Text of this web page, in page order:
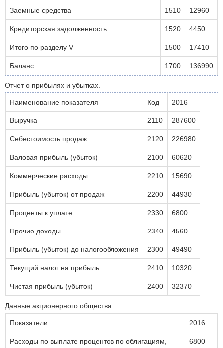
Заемные средства 1510 12960
Кредиторская задолженность 1520 4450
Итого по разделу V 1500 17410
Баланс 1700 136990
Отчет о прибылях и убытках.
Наименование показателя Код 2016
Выручка 2110 287600
Себестоимость продаж 2120 226980
Валовая прибыль (убыток) 2100 60620
Коммерческие расходы 2210 15690
Прибыль (убыток) от продаж 2200 44930
Проценты к уплате 2330 6800
Прочие доходы 2340 4560
Прибыль (убыток) до налогообложения 2300 49490
Текущий налог на прибыль 2410 10320
Чистая прибыль (убыток) 2400 32370
Данные акционерного общества
Показатели 2016
Расходы по выплате процентов по облигациям,
6800